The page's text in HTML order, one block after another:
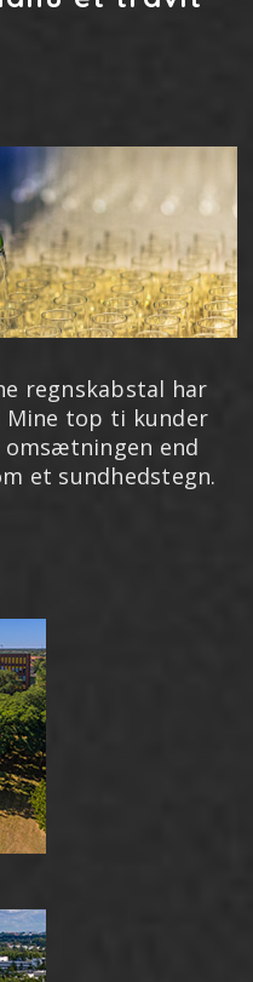
regnskabstal har
top ti kunder
end
et sundhedstegn.